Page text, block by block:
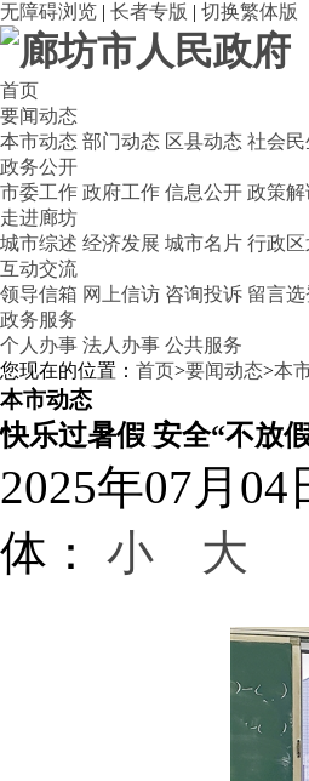
无障碍浏览 | 长者专版 | 切换繁体版
首页
要闻动态
本市动态 部门动态 区县动态 社会民
政务公开
市委工作 政府工作 信息公开 政策解
走进廊坊
城市综述 经济发展 城市名片 行政区
互动交流
领导信箱 网上信访 咨询投诉 留言选
政务服务
个人办事 法人办事 公共服务
您现在的位置： 首页>要闻动态>本
本市动态
快乐过暑假 安全“不放
2025年07月04
体： 小 大